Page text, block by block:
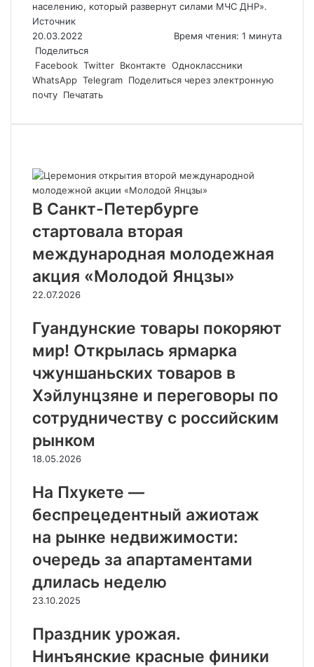
населению, который развернут силами МЧС ДНР».
Источник
20.03.2022
Время чтения: 1 минута
Поделиться
Facebook Twitter Вконтакте Одноклассники
WhatsApp Telegram Поделиться через электронную
почту Печатать
В Санкт-Петербурге
стартовала вторая
международная молодежная
акция «Молодой Янцзы»
22.07.2026
Гуандунские товары покоряют
мир! Открылась ярмарка
чжуншаньских товаров в
Хэйлунцзяне и переговоры по
сотрудничеству с российским
рынком
18.05.2026
На Пхукете —
беспрецедентный ажиотаж
на рынке недвижимости:
очередь за апартаментами
длилась неделю
23.10.2025
Праздник урожая.
Нинъянские красные финики